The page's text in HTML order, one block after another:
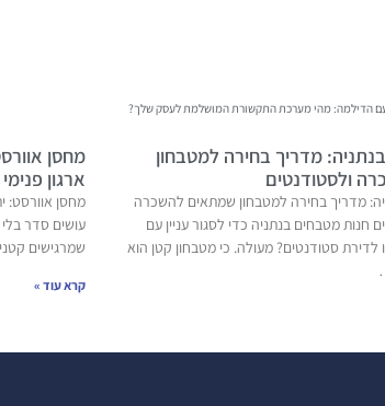
הדילמה: מהי מערכת התקשורת המושלמת לעסק שלך?
מדריך בחירה למטבחון
ולסטודנטים
מדריך בחירה למטבחון שמתאים להשכרה
חנות מטבחים בנתניה כדי לסגור עניין עם
סטודנטים? מעולה. כי מטבחון קטן הוא
מחסן
ארגון פנימי
מחסן אוורסט:
עושים סדר
שמרגישים
קרא עוד »